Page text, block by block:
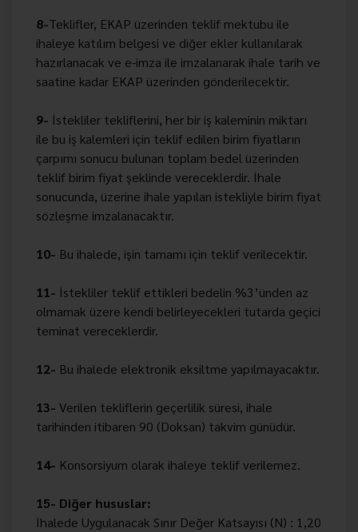
8-Teklifler, EKAP üzerinden teklif mektubu ile
ihaleye katılım belgesi ve diğer ekler kullanılarak
hazırlanacak ve e-imza ile imzalanarak ihale tarih ve
saatine kadar EKAP üzerinden gönderilecektir.
9- İstekliler tekliflerini, her bir iş kaleminin miktarı
ile bu iş kalemleri için teklif edilen birim fiyatların
çarpımı sonucu bulunan toplam bedel üzerinden
teklif birim fiyat şeklinde vereceklerdir. İhale
sonucunda, üzerine ihale yapılan istekliyle birim fiyat
sözleşme imzalanacaktır.
10- Bu ihalede, işin tamamı için teklif verilecektir.
11- İstekliler teklif ettikleri bedelin %3’ünden az
olmamak üzere kendi belirleyecekleri tutarda geçici
teminat vereceklerdir.
12- Bu ihalede elektronik eksiltme yapılmayacaktır.
13- Verilen tekliflerin geçerlilik süresi, ihale
tarihinden itibaren 90 (Doksan) takvim günüdür.
14- Konsorsiyum olarak ihaleye teklif verilemez.
15- Diğer hususlar:
İhalede Uygulanacak Sınır Değer Katsayısı (N) : 1,20